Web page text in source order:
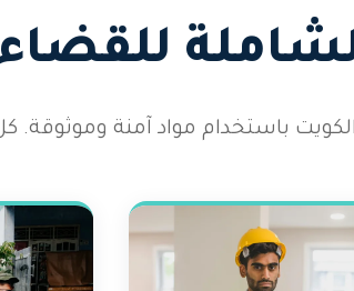
باستخدام مواد آمنة